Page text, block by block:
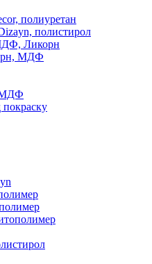
полиуретан
полистирол
Ликорн
МДФ
МДФ